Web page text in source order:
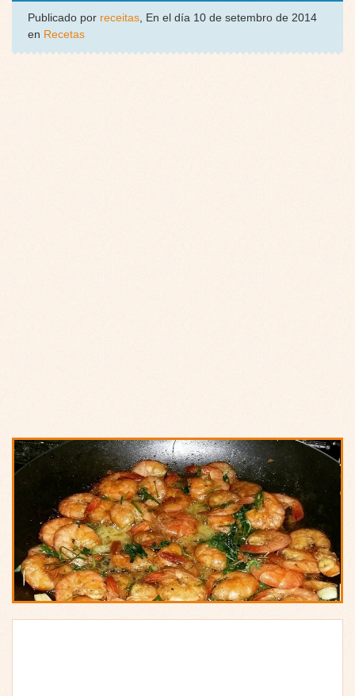
Publicado por receitas, En el día 10 de setembro de 2014
en Recetas